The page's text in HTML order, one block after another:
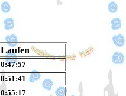
Laufen
0:47:57
0:51:41
0:55:17